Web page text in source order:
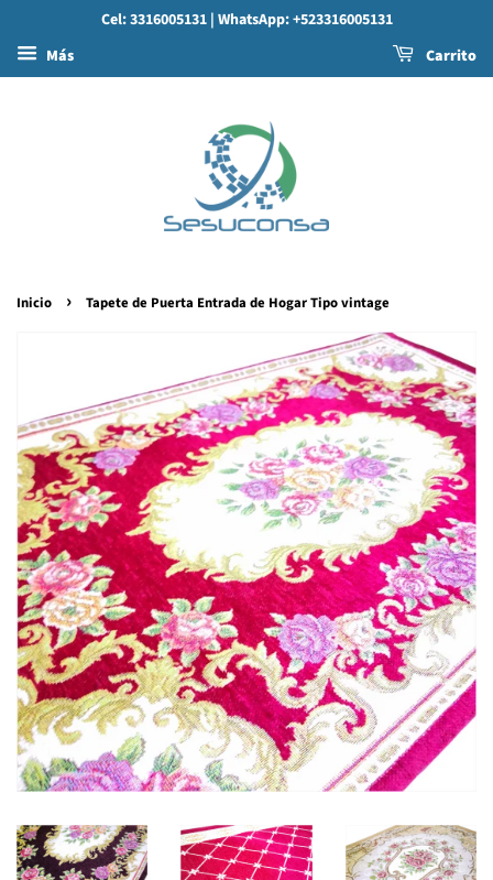
Cel: 3316005131 | WhatsApp: +523316005131
Más
Carrito
Inicio › Tapete de Puerta Entrada de Hogar Tipo vintage